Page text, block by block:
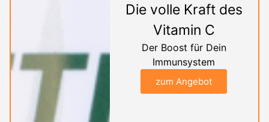
Die volle Kraft des
Vitamin C
Der Boost für Dein
Immunsystem
zum Angebot